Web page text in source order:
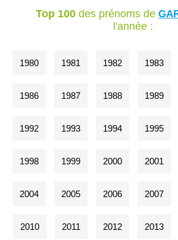
Top 100des prénoms de
l'année :
1980 1981 1982 1983
1986 1987 1988 1989
1992 1993 1994 1995
1998 1999 2000 2001
2004 2005 2006 2007
2010 2011 2012 2013